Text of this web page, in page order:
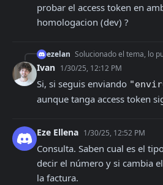
probar el access token en
homologacion (dev) ?
ezelan Solucionado el tema, lo puse en alicuota de Iva 0% 🙂 Ahora estoy por pasar a
Ivan 1/30/25, 12:12 PM
Si, si seguis enviando
aunque tanga access token
Eze Ellena 1/30/25, 12:52 PM
Consulta. Saben cual es el
decir el número y si cambia
la factura.